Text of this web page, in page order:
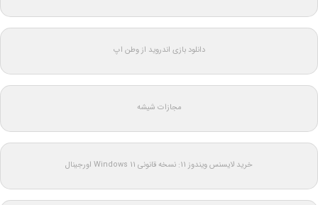
دانلود بازی اندروید از وطن اپ
مجازات شیشه
خرید لایسنس ویندوز 11: نسخه قانونی Windows 11 اورجینال